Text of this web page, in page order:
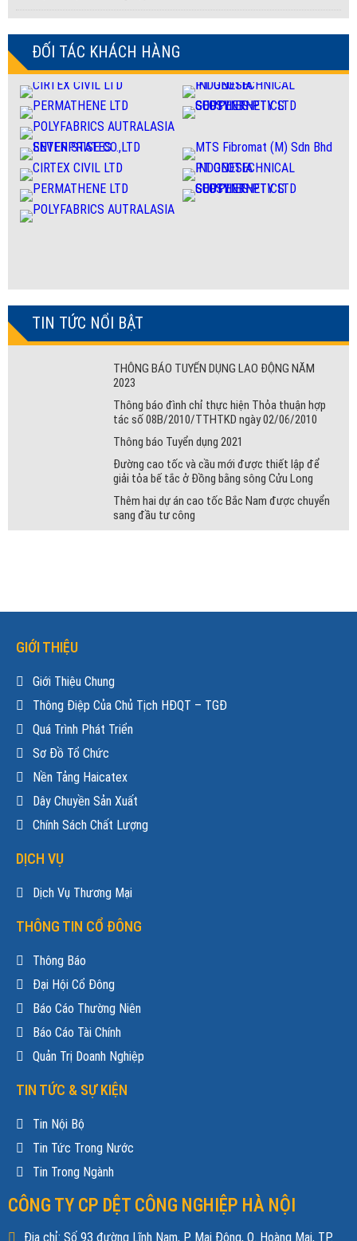
ĐỐI TÁC KHÁCH HÀNG
TIN TỨC NỔI BẬT
THÔNG BÁO TUYỂN DỤNG LAO ĐỘNG NĂM
2023
Thông báo đình chỉ thực hiện Thỏa thuận hợp
tác số 08B/2010/TTHTKD ngày 02/06/2010
Thông báo Tuyển dụng 2021
Đường cao tốc và cầu mới được thiết lập để
giải tỏa bế tắc ở Đồng bằng sông Cửu Long
Thêm hai dự án cao tốc Bắc Nam được chuyển
sang đầu tư công
CÔNG TY CP DỆT CÔNG NGHIỆP HÀ NỘI
Địa chỉ: Số 93 đường Lĩnh Nam, P. Mai Động, Q. Hoàng Mai, TP.
GIỚI THIỆU
Giới Thiệu Chung
Thông Điệp Của Chủ Tịch HĐQT – TGĐ
Quá Trình Phát Triển
Sơ Đồ Tổ Chức
Nền Tảng Haicatex
Dây Chuyền Sản Xuất
Chính Sách Chất Lượng
DỊCH VỤ
Dịch Vụ Thương Mại
THÔNG TIN CỔ ĐÔNG
Thông Báo
Đại Hội Cổ Đông
Báo Cáo Thường Niên
Báo Cáo Tài Chính
Quản Trị Doanh Nghiệp
TIN TỨC & SỰ KIỆN
Tin Nội Bộ
Tin Tức Trong Nước
Tin Trong Ngành